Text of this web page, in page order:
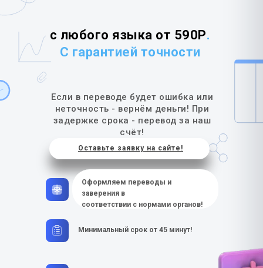
с любого языка от 590Р.
С гарантией точности
Оформляем переводы и
заверения в
соответствии с нормами органов!
Оставьте заявку на сайте!
Минимальный срок от 45 минут!
Если в переводе будет ошибка или
неточность - вернём деньги! При
задержке срока - перевод за наш
счёт!